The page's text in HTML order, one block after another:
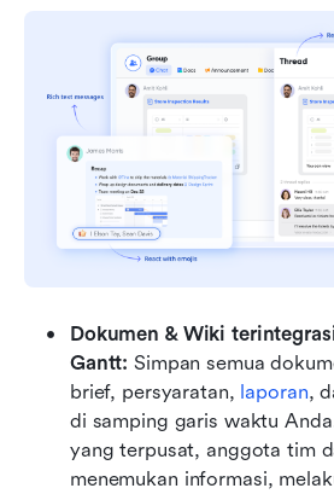
Dokumen & Wiki
Gantt: Simpan semua
brief, persyaratan, laporan,
di samping garis waktu
yang terpusat, anggota tim
menemukan informasi,